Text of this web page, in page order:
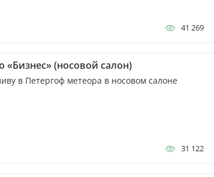
41 269
«Бизнес» (носовой салон)
в Петергоф метеора в носовом салоне
31 122